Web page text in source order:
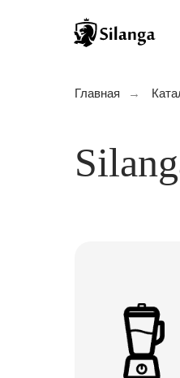
Главная →